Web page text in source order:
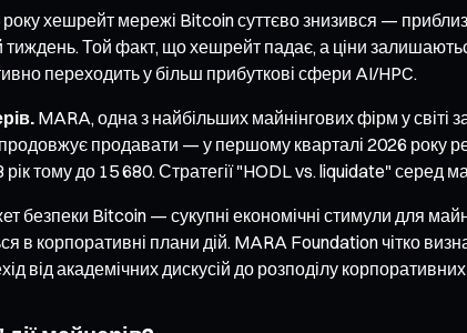
хешрейт мережі Bitcoin суттєво знизився —
тиждень. Той факт, що хешрейт падає, а ціни
переходить у більш прибуткові сфери AI/HPC.
MARA, одна з найбільших майнінгових фірм у
продавати — у першому кварталі 2026 року
тому до 15 680. Стратегії "HODL vs. liquidate" серед
безпеки Bitcoin — сукупні економічні стимули для
корпоративні плани дій. MARA Foundation чітко
від академічних дискусій до розподілу